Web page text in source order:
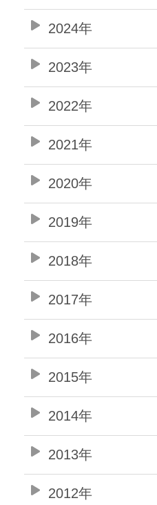
2024年
2023年
2022年
2021年
2020年
2019年
2018年
2017年
2016年
2015年
2014年
2013年
2012年